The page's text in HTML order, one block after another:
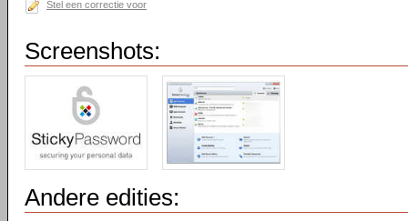
Stel een correctie voor
Screenshots:
Andere edities: